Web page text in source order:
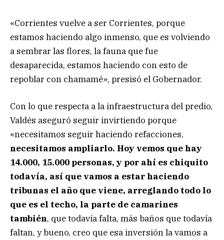
«Corrientes vuelve a ser Corrientes, porque
estamos haciendo algo inmenso, que es volviendo
a sembrar las flores, la fauna que fue
desaparecida, estamos haciendo con esto de
repoblar con chamamé», presisó el Gobernador.
Con lo que respecta a la infraestructura del predio,
Valdés aseguró seguir invirtiendo porque
«necesitamos seguir haciendo refacciones,
necesitamos ampliarlo. Hoy vemos que hay
14.000, 15.000 personas, y por ahí es chiquito
todavía, así que vamos a estar haciendo
tribunas el año que viene, arreglando todo lo
que es el techo, la parte de camarines
también, que todavía falta, más baños que todavía
faltan, y bueno, creo que esa inversión la vamos a